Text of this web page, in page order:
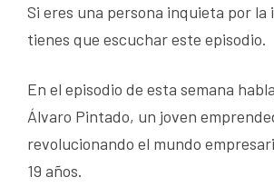
Si eres una persona inquieta por la
tienes que escuchar este episodio.
En el episodio de esta semana
Álvaro Pintado, un joven
revolucionando el mundo
19 años.